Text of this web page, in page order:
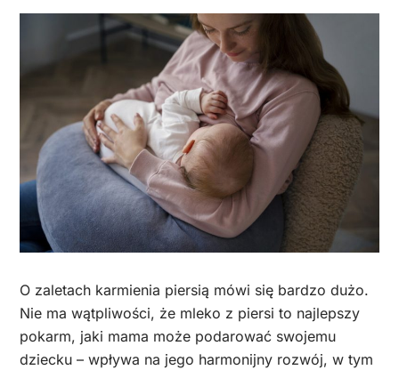
O zaletach karmienia piersią mówi się bardzo dużo.
Nie ma wątpliwości, że mleko z piersi to najlepszy
pokarm, jaki mama może podarować swojemu
dziecku – wpływa na jego harmonijny rozwój, w tym